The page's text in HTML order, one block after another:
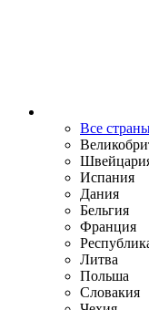
Все
Испания
Дания
Бельгия
Франция
Литва
Польша
Словакия